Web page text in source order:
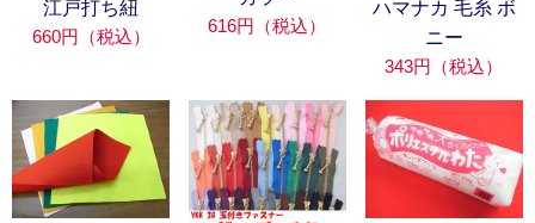
江戸打ち紐
660円（税込）
616円（税込）
ハマナカ 毛糸 ボ
ニー
343円（税込）